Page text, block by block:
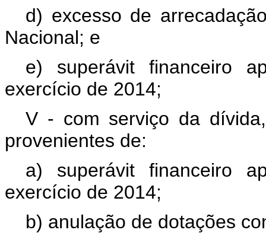
d) excesso de
Nacional; e
e) superávit financeiro
exercício de 2014;
V - com serviço da
provenientes de:
a) superávit financeiro
exercício de 2014;
b) anulação de dotações